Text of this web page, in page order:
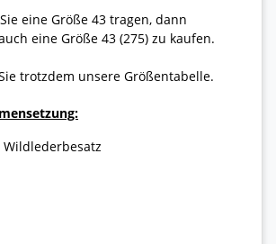
eine Größe 43 tragen, dann
eine Größe 43 (275) zu kaufen.
trotzdem unsere Größentabelle.
Wildlederbesatz